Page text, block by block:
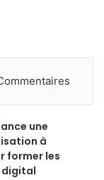
une
à
former les
digital